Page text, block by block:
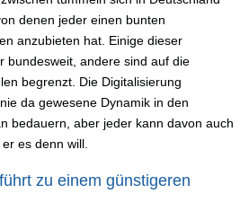
denen jeder einen bunten
anzubieten hat. Einige dieser
bundesweit, andere sind auf die
begrenzt. Die Digitalisierung
da gewesene Dynamik in den
bedauern, aber jeder kann davon auch
es denn will.
zu einem günstigeren